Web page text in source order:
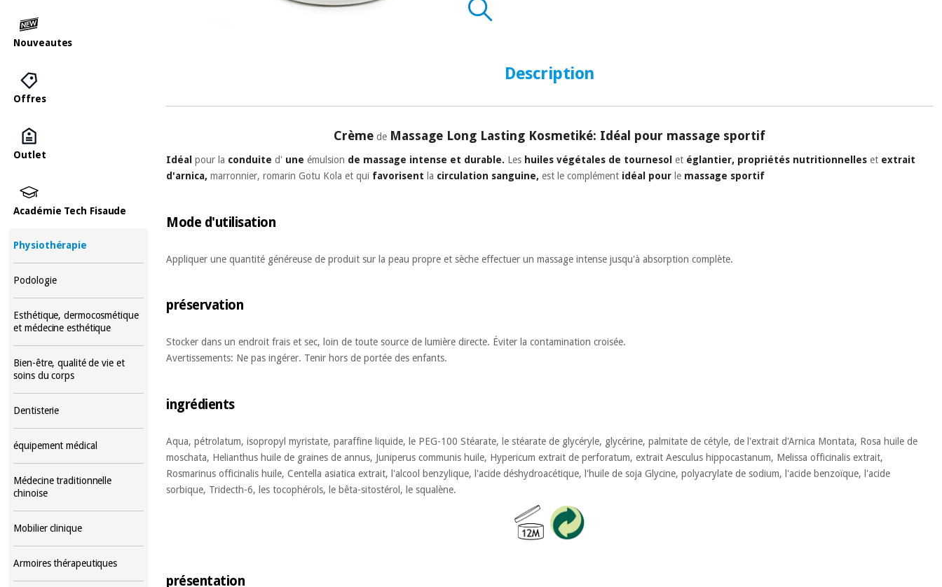
Nouveautes
Offres
Outlet
Académie Tech Fisaude
Physiothérapie
Podologie
Esthétique, dermocosmétique
et médecine esthétique
Bien-être, qualité de vie et
soins du corps
Dentisterie
équipement médical
Médecine traditionnelle
chinoise
Mobilier clinique
Armoires thérapeutiques
Description
Crèmede Massage Long Lasting Kosmetiké: Idéal pour massage sportif
Idéal pour la conduite d' une émulsion de massage intense et durable. Les huiles végétales de tournesol et églantier, propriétés nutritionnelles et extrait
d'arnica, marronnier, romarin Gotu Kola et qui favorisent la circulation sanguine, est le complément idéal pour le massage sportif
Mode d'utilisation
Appliquer une quantité généreuse de produit sur la peau propre et sèche effectuer un massage intense jusqu'à absorption complète.
préservation
Stocker dans un endroit frais et sec, loin de toute source de lumière directe. Éviter la contamination croisée.
Avertissements: Ne pas ingérer. Tenir hors de portée des enfants.
ingrédients
Aqua, pétrolatum, isopropyl myristate, paraffine liquide, le PEG-100 Stéarate, le stéarate de glycéryle, glycérine, palmitate de cétyle, de l'extrait d'Arnica Montata, Rosa huile de
moschata, Helianthus huile de graines de annus, Juniperus communis huile, Hypericum extrait de perforatum, extrait Aesculus hippocastanum, Melissa officinalis extrait,
Rosmarinus officinalis huile, Centella asiatica extrait, l'alcool benzylique, l'acide déshydroacétique, l'huile de soja Glycine, polyacrylate de sodium, l'acide benzoïque, l'acide
sorbique, Tridecth-6, les tocophérols, le bêta-sitostérol, le squalène.
présentation